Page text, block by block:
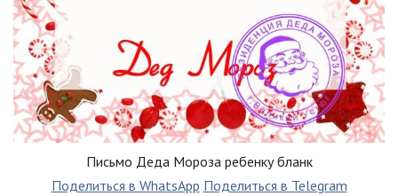
Письмо Деда Мороза ребенку бланк
Поделиться в WhatsApp Поделиться в Telegram